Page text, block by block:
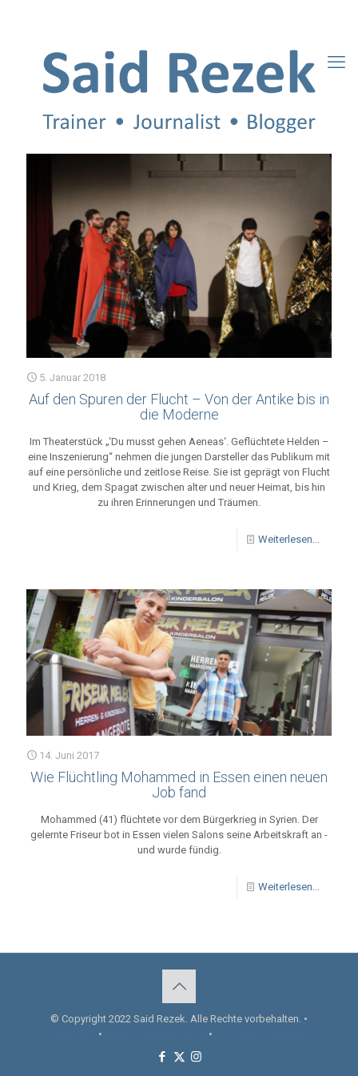
5. Januar 2018
Auf den Spuren der Flucht – Von der Antike bis in
die Moderne
Im Theaterstück „‘Du musst gehen Aeneas‘. Geflüchtete Helden –
eine Inszenierung“ nehmen die jungen Darsteller das Publikum mit
auf eine persönliche und zeitlose Reise. Sie ist geprägt von Flucht
und Krieg, dem Spagat zwischen alter und neuer Heimat, bis hin
zu ihren Erinnerungen und Träumen.
Weiterlesen...
14. Juni 2017
Wie Flüchtling Mohammed in Essen einen neuen
Job fand
Mohammed (41) flüchtete vor dem Bürgerkrieg in Syrien. Der
gelernte Friseur bot in Essen vielen Salons seine Arbeitskraft an -
und wurde fündig.
Weiterlesen...
© Copyright 2022 Said Rezek. Alle Rechte vorbehalten. •
• •